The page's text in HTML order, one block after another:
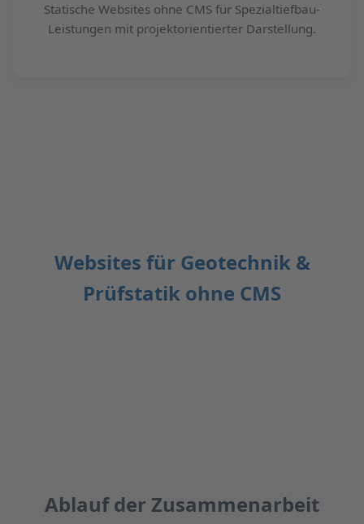
Statische Websites ohne CMS für Spezialtiefbau-
Leistungen mit projektorientierter Darstellung.
Websites für Geotechnik &
Prüfstatik ohne CMS
Ablauf der Zusammenarbeit